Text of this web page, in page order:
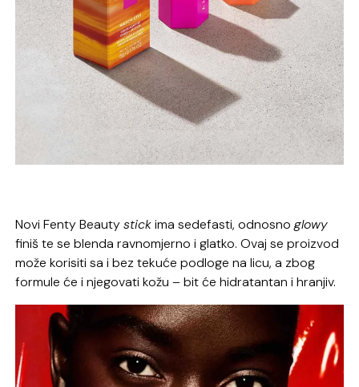
Novi Fenty Beautystickima sedefasti, odnosnoglowy
finiš te se blenda ravnomjerno i glatko. Ovaj se proizvod
može korisiti sa i bez tekuće podloge na licu, a zbog
formule će i njegovati kožu – bit će hidratantan i hranjiv.